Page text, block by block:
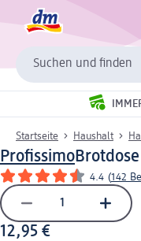
Suchen und finden
Startseite Haushalt
Profissimo
4.4 (142
12,95 €